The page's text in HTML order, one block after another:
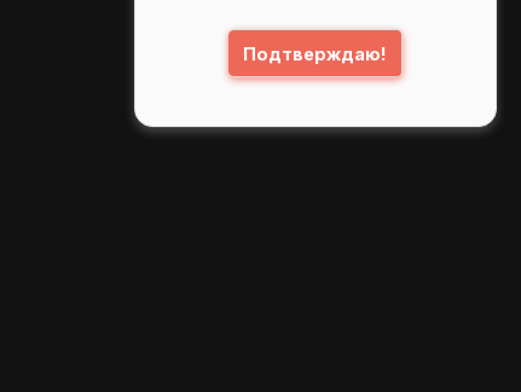
Подтверждаю!